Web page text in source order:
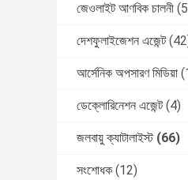
জেওলাইট আণবিক চালনী
দেশফুলাইজেশন এজেন্ট
আর্সেনিক অপসারণ মিডিয়া
ডেক্লোরিনেশন এজেন্ট (4)
জলবায়ু ক্যাটালাইস্ট (66)
সংশোধক (12)